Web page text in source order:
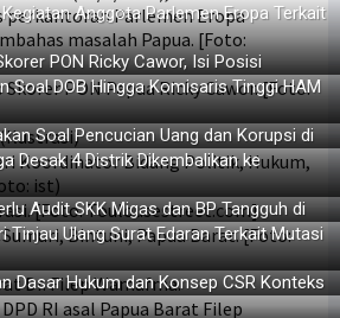
Anggota Parlemen Eropa Terkait
PON Ricky Cawor, Isi Posisi
Soal DOB Hingga Komisaris Tinggi HAM
Soal Pencucian Uang dan Korupsi di
Desak 4 Distrik Dikembalikan ke
Audit SKK Migas dan BP Tangguh di
Tinjau Ulang Surat Edaran Terkait Mutasi
Dasar Hukum dan Konsep CSR Konteks